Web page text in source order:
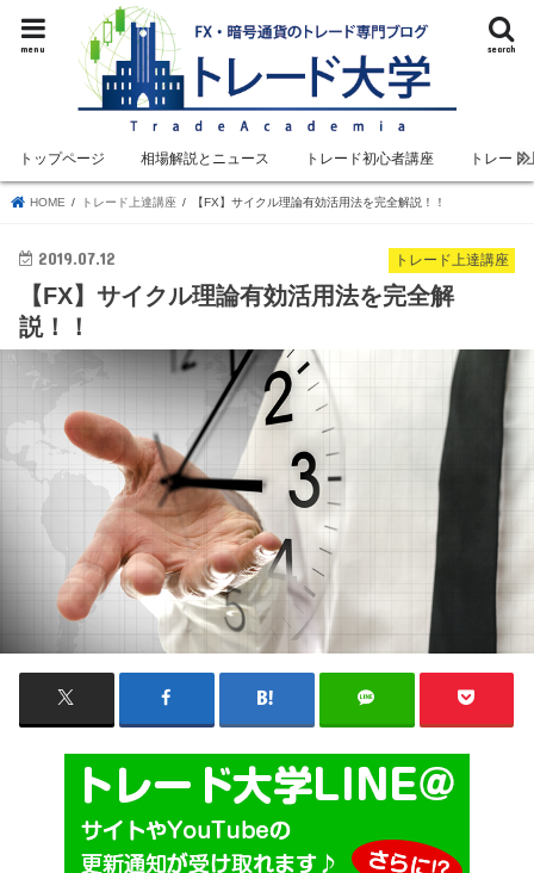
search
menu
トップページ 相場解説とニュース トレード初心者講座 トレード
HOME トレード上達講座 【FX】サイクル理論有効活用法を完全解説！！
トレード上達講座
2019.07.12
【FX】サイクル理論有効活用法を完全解
説！！